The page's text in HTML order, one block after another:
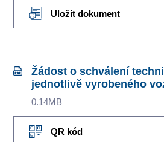
Uložit dokument
Žádost o schválení
jednotlivě vyrobeného
0.14MB
QR kód